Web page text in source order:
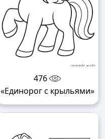
476
«Единорог с крыльями»